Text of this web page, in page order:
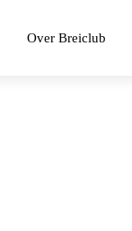
Over Breiclub